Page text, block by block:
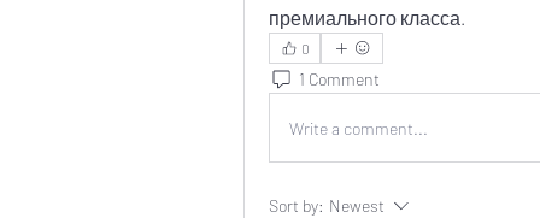
премиального класса.
0
1 Comment
Write a comment...
Sort by: Newest